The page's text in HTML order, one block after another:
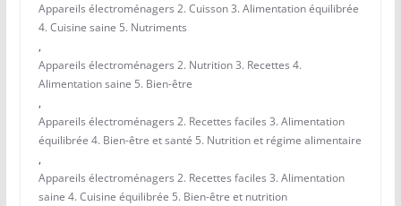
Appareils électroménagers 2. Cuisson 3. Alimentation équilibrée
4. Cuisine saine 5. Nutriments
,
Appareils électroménagers 2. Nutrition 3. Recettes 4.
Alimentation saine 5. Bien-être
,
Appareils électroménagers 2. Recettes faciles 3. Alimentation
équilibrée 4. Bien-être et santé 5. Nutrition et régime alimentaire
,
Appareils électroménagers 2. Recettes faciles 3. Alimentation
saine 4. Cuisine équilibrée 5. Bien-être et nutrition